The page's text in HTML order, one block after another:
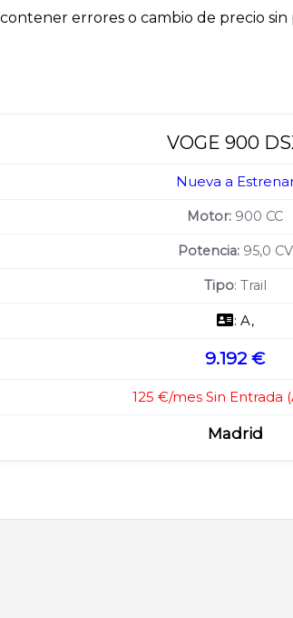
errores o cambio de precio
VOGE 900
Nueva a
Motor: 900 CC
Potencia:95,0 CV
Tipo: Trail
: A,
9.192 €
125 €/mes Sin Entrada
Madrid